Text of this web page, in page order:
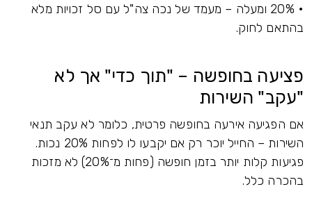
• 20% ומעלה – מעמד של נכה צה"ל עם סל זכויות מלא
בהתאם לחוק.
פציעה בחופשה – "תוך כדי" אך לא
"עקב" השירות
אם הפגיעה אירעה בחופשה פרטית, כלומר לא עקב תנאי
השירות – החייל יוכר רק אם יקבעו לו לפחות 20% נכות.
פגיעות קלות יותר בזמן חופשה (פחות מ־20%) לא מזכות
בהכרה כלל.